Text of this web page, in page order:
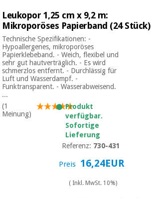
Leukopor 1,25 cm x 9,2 m:
Mikroporöses Papierband (24 Stück)
Technische Spezifikationen: -
Hypoallergenes, mikroporöses
Papierklebeband. - Weich, flexibel und
sehr gut hautverträglich. - Es wird
schmerzlos entfernt. - Durchlässig für
Luft und Wasserdampf. -
Funktransparent. - Wasserabweisend.
...
(1
Meinung)
Produkt
verfügbar.
Sofortige
Lieferung
Referenz: 730-431
Preis 16,24EUR
( Inkl. MwSt. 10%)